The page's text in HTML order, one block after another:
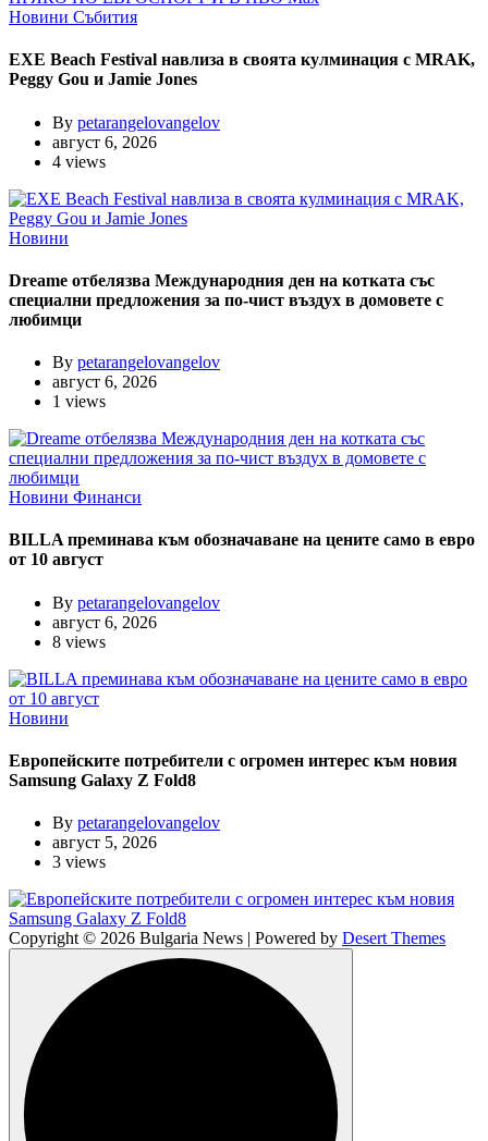
Новини Събития
EXE Beach Festival навлиза в своята кулминация с MRAK,
Peggy Gou и Jamie Jones
By petarangelovangelov
август 6, 2026
4 views
Новини
Dreame отбелязва Международния ден на котката със
специални предложения за по-чист въздух в домовете с
любимци
By petarangelovangelov
август 6, 2026
1 views
Новини Финанси
BILLA преминава към обозначаване на цените само в евро
от 10 август
By petarangelovangelov
август 6, 2026
8 views
Новини
Европейските потребители с огромен интерес към новия
Samsung Galaxy Z Fold8
By petarangelovangelov
август 5, 2026
3 views
Copyright © 2026 Bulgaria News | Powered by Desert Themes